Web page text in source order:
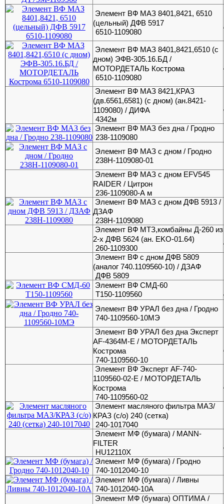
Элемент ВФ МАЗ 8401,8421, 6510
(цельный) ДФВ 5917
6510-1109080
Элемент ВФ МАЗ 8401,8421,6510 (с
дном) ЭФВ-305.16.БД /
МОТОРДЕТАЛЬ Кострома
6510-1109080
Элемент ВФ МАЗ 8421,КРАЗ
(дв.6561,6581) (с дном) (ан.8421-
1109080) / ДИФА
4342м
Элемент ВФ МАЗ без дна / Гродно
238-1109080
Элемент ВФ МАЗ с дном / Гродно
238Н-1109080-01
Элемент ВФ МАЗ с дном EFV545
RAIDER / Цитрон
236-1109080-А м
Элемент ВФ МАЗ с дном ДФВ 5913 /
ДЗАФ
238Н-1109080
Элемент ВФ МТЗ,комбайны Д-260 из
2-х ДФВ 5624 (ан. EKO-01.64)
260-1109300
Элемент ВФ с дном ДФВ 5809
(аналог 740.1109560-10) / ДЗАФ
ДФВ 5809
Элемент ВФ СМД-60
Т150-1109560
Элемент ВФ УРАЛ без дна / Гродно
740-1109560-10МЭ
Элемент ВФ УРАЛ без дна Эксперт
AF-4364M-E / МОТОРДЕТАЛЬ
Кострома
740-1109560-10
Элемент ВФ Эксперт AF-740-
1109560-02-E / МОТОРДЕТАЛЬ
Кострома
740-1109560-02
Элемент масляного фильтра МАЗ/
КРАЗ (с/о) 240 (сетка)
240-1017040
Элемент МФ (бумага) / MANN-
FILTER
HU12110X
Элемент МФ (бумага) / Гродно
740-1012040-10
Элемент МФ (бумага) / Ливны
740-1012040-10А
Элемент МФ (бумага) ОПТИМА /